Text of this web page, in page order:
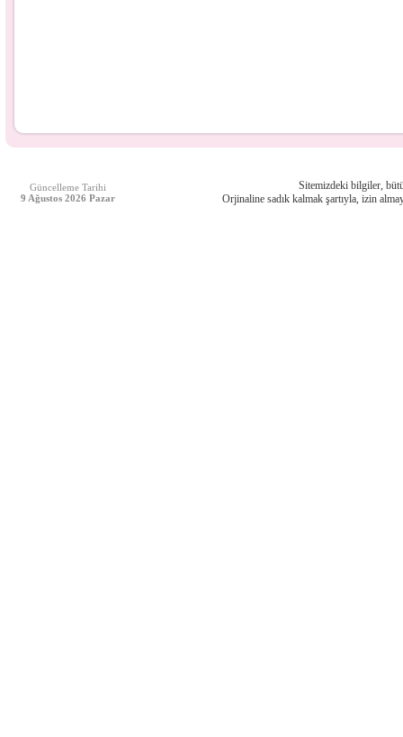
Güncelleme Tarihi
9 Ağustos 2026 Pazar
Sitemizdeki bilgiler,
Orjinaline sadık kalmak şartıyla, izin